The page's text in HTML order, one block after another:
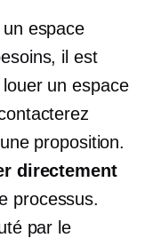
espace
il est
un espace
proposition.
directement
processus.
par le